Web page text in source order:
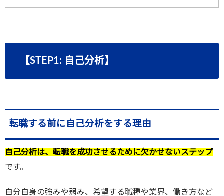
【STEP1: 自己分析】
転職する前に自己分析をする理由
自己分析は、転職を成功させるために欠かせないステップ
です。
自分自身の強みや弱み、希望する職種や業界、働き方など